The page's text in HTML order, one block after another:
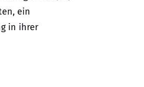
ein
in ihrer